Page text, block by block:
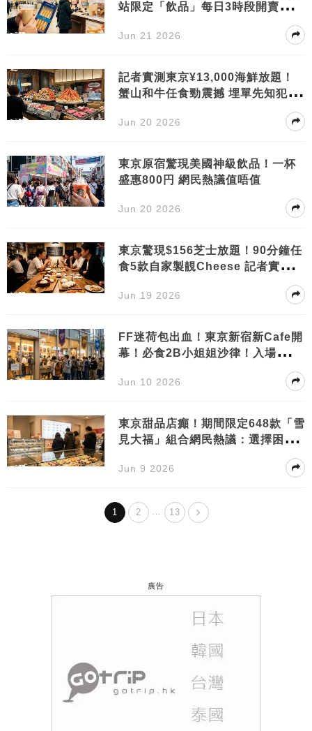
站限定「飲品」每日3時段開賣！想
Jun 21 2026
記者實測東京¥13,000海鮮放題！
蟹山和牛任食勁震撼 埋單先知犯1
Jun 20 2026
東京原宿驚現美國神級飲品！一杯
盛惠800円 網民熱議值唔值
Jun 20 2026
東京驚現$156芝士放題！90分鐘任
食5款自家製靚Cheese 記者實測：
Jun 19 2026
FF迷荷包出血！東京新宿新Cafe開
幕！必食2B小姐姐沙律！入場先收
Jun 10 2026
東京甜品店癲！期間限定648款「雪
見大福」組合網民熱議：選擇困難
Jun 9 2026
1 2 … 13
廣告